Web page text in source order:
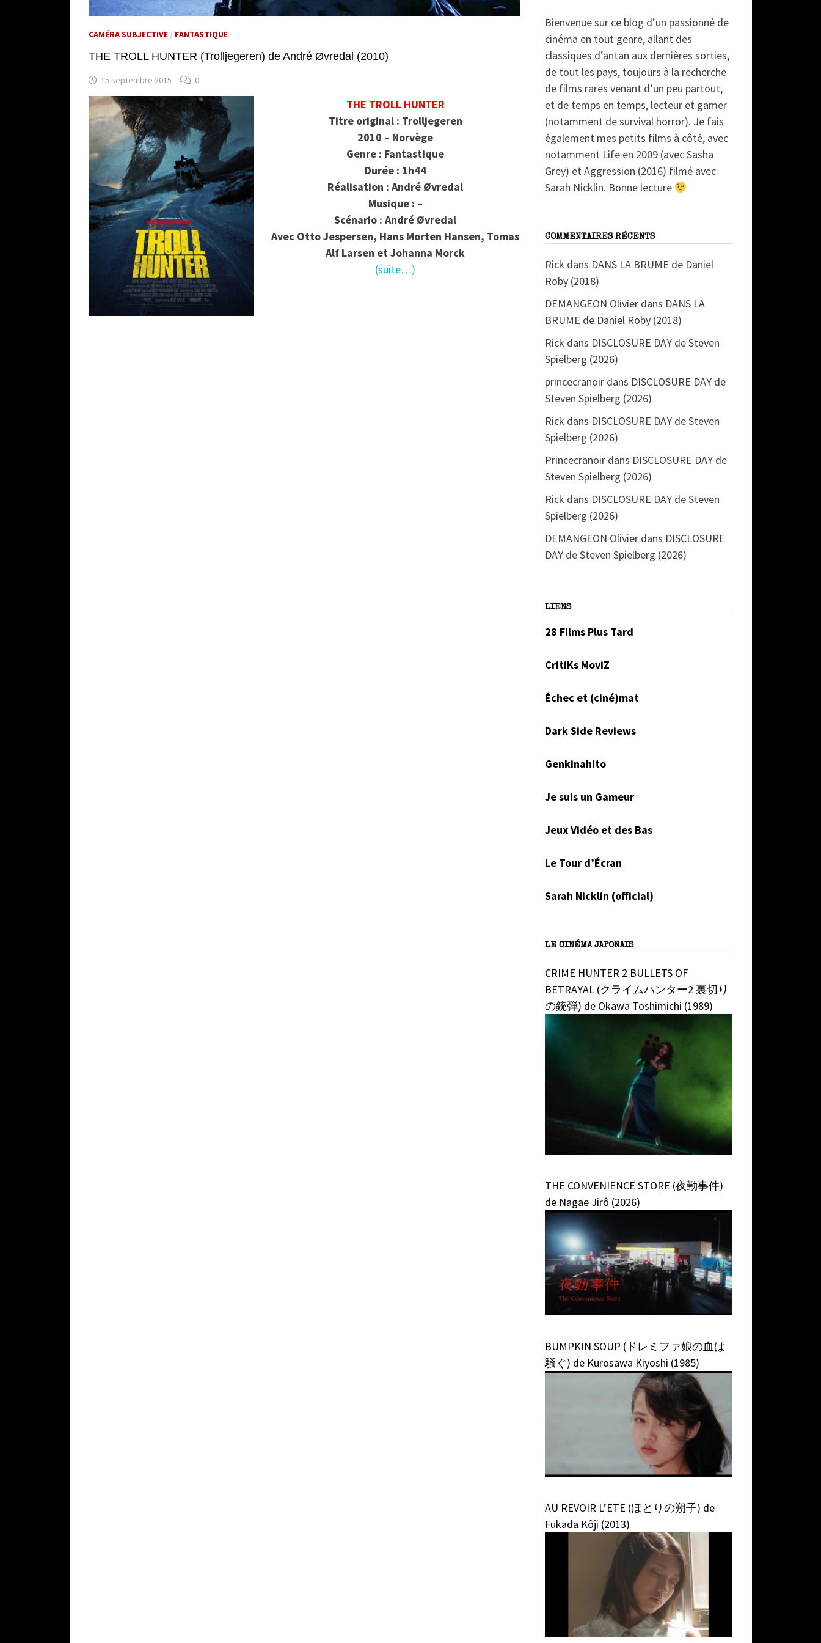
CAMÉRA SUBJECTIVE / FANTASTIQUE
THE TROLL HUNTER (Trolljegeren) de André Øvredal (2010)
15 septembre 2015 0
THE TROLL HUNTER
Titre original : Trolljegeren
2010 – Norvège
Genre : Fantastique
Durée : 1h44
Réalisation : André Øvredal
Musique : –
Scénario : André Øvredal
Avec Otto Jespersen, Hans Morten Hansen, Tomas
Alf Larsen et Johanna Morck
(suite…)
Bienvenue sur ce blog d’un passionné de
cinéma en tout genre, allant des
classiques d’antan aux dernières sorties,
de tout les pays, toujours à la recherche
de films rares venant d’un peu partout,
et de temps en temps, lecteur et gamer
(notamment de survival horror). Je fais
également mes petits films à côté, avec
notamment Life en 2009 (avec Sasha
Grey) et Aggression (2016) filmé avec
Sarah Nicklin. Bonne lecture
COMMENTAIRES RÉCENTS
Rick dans DANS LA BRUME de Daniel
Roby (2018)
DEMANGEON Olivier dans DANS LA
BRUME de Daniel Roby (2018)
Rick dans DISCLOSURE DAY de Steven
Spielberg (2026)
princecranoir dans DISCLOSURE DAY de
Steven Spielberg (2026)
Rick dans DISCLOSURE DAY de Steven
Spielberg (2026)
Princecranoir dans DISCLOSURE DAY de
Steven Spielberg (2026)
Rick dans DISCLOSURE DAY de Steven
Spielberg (2026)
DEMANGEON Olivier dans DISCLOSURE
DAY de Steven Spielberg (2026)
LIENS
28 Films Plus Tard
CritiKs MoviZ
Échec et (ciné)mat
Dark Side Reviews
Genkinahito
Je suis un Gameur
Jeux Vidéo et des Bas
Le Tour d’Écran
Sarah Nicklin (official)
LE CINÉMA JAPONAIS
CRIME HUNTER 2 BULLETS OF
BETRAYAL (クライムハンター2 裏切り
の銃弾) de Okawa Toshimichi (1989)
THE CONVENIENCE STORE (夜勤事件)
de Nagae Jirô (2026)
BUMPKIN SOUP (ドレミファ娘の血は
騒ぐ) de Kurosawa Kiyoshi (1985)
AU REVOIR L’ETE (ほとりの朔子) de
Fukada Kôji (2013)